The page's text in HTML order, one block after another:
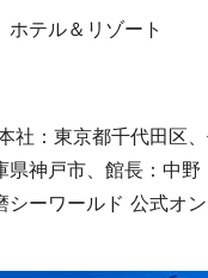
テル＆リゾート
社：東京都千代田区
神戸市、館長：中
ーワールド 公式オ